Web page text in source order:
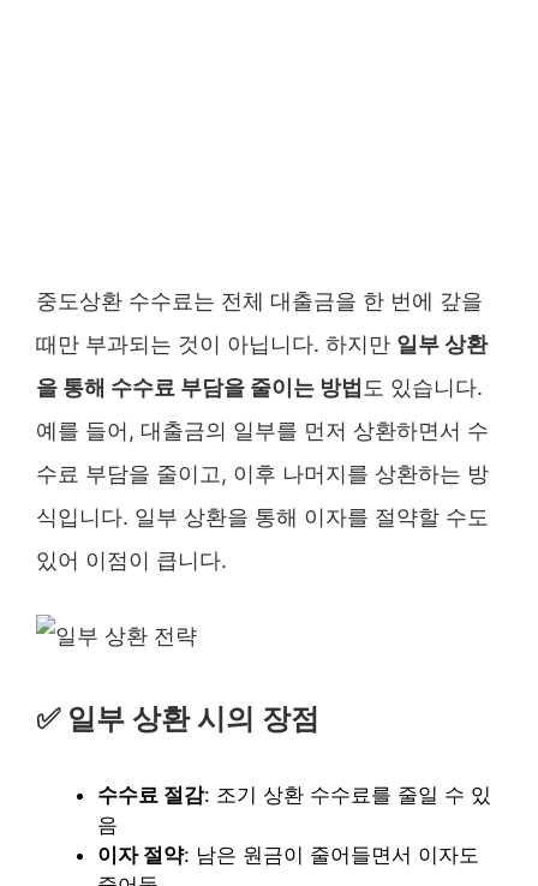
중도상환 수수료는 전체 대출금을 한 번에 갚을
때만 부과되는 것이 아닙니다. 하지만 일부 상환
을 통해 수수료 부담을 줄이는 방법 도 있습니다.
예를 들어, 대출금의 일부를 먼저 상환하면서 수
수료 부담을 줄이고, 이후 나머지를 상환하는 방
식입니다. 일부 상환을 통해 이자를 절약할 수도
있어 이점이 큽니다.
✅ 일부 상환 시의 장점
수수료 절감: 조기 상환 수수료를 줄일 수 있
음
이자 절약: 남은 원금이 줄어들면서 이자도